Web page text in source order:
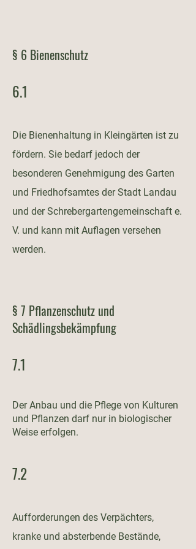
§ 6 Bienenschutz
6.1
Die Bienenhaltung in Kleingärten ist zu
fördern. Sie bedarf jedoch der
besonderen Genehmigung des Garten
und Friedhofsamtes der Stadt Landau
und der Schrebergartengemeinschaft e.
V. und kann mit Auflagen versehen
werden.
§ 7 Pflanzenschutz und
Schädlingsbekämpfung
7.1
Der Anbau und die Pflege von Kulturen
und Pflanzen darf nur in biologischer
Weise erfolgen.
7.2
Aufforderungen des Verpächters,
kranke und absterbende Bestände,